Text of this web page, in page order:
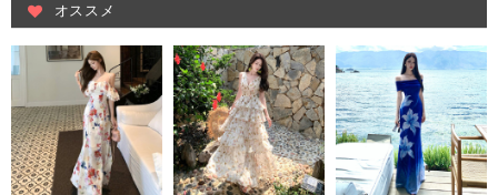
オススメ